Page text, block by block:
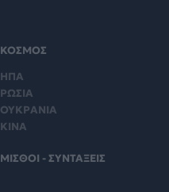
ΚΟΣΜΟΣ
ΗΠΑ
ΡΩΣΙΑ
ΟΥΚΡΑΝΙΑ
ΚΙΝΑ
ΜΙΣΘΟΙ - ΣΥΝΤΑΞΕΙΣ